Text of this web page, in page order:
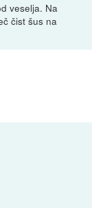
veselja. Na
čist šus na